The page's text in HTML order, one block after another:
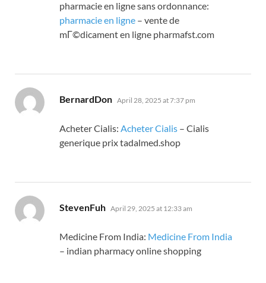
pharmacie en ligne sans ordonnance:
pharmacie en ligne – vente de
mГ©dicament en ligne pharmafst.com
BernardDon says:
April 28, 2025 at 7:37 pm
Acheter Cialis: Acheter Cialis – Cialis
generique prix tadalmed.shop
StevenFuh says:
April 29, 2025 at 12:33 am
Medicine From India: Medicine From India
– indian pharmacy online shopping